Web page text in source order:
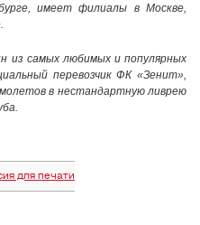
имеет филиалы в Москве,
из самых любимых и популярных
перевозчик ФК «Зенит»,
в нестандартную ливрею
для печати